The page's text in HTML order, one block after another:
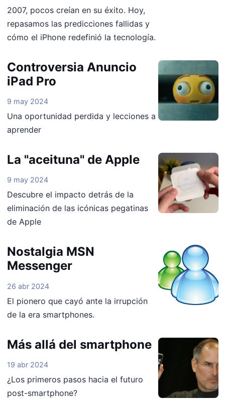
2007, pocos creían en su éxito. Hoy,
repasamos las predicciones fallidas y
cómo el iPhone redefinió la tecnología.
Controversia Anuncio
iPad Pro
9 may 2024
Una oportunidad perdida y lecciones a
aprender
La "aceituna" de Apple
9 may 2024
Descubre el impacto detrás de la
eliminación de las icónicas pegatinas
de Apple
Nostalgia MSN
Messenger
26 abr 2024
El pionero que cayó ante la irrupción
de la era smartphones.
Más allá del smartphone
19 abr 2024
¿Los primeros pasos hacia el futuro
post-smartphone?